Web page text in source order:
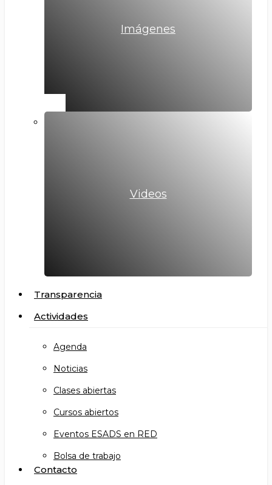
Imágenes
Videos
Transparencia
Actividades
Agenda
Noticias
Clases abiertas
Cursos abiertos
Eventos ESADS en RED
Bolsa de trabajo
Contacto